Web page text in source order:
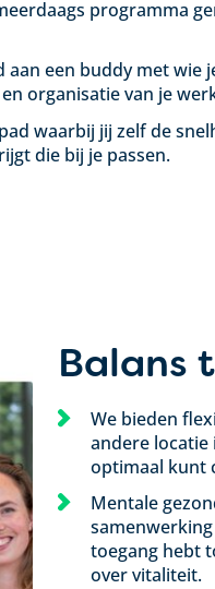
programma
een buddy met wie
organisatie van je
waarbij jij zelf de
die bij je passen.
Balans
We bieden
andere locatie
optimaal kunt
Mentale
toegang hebt
over vitaliteit.